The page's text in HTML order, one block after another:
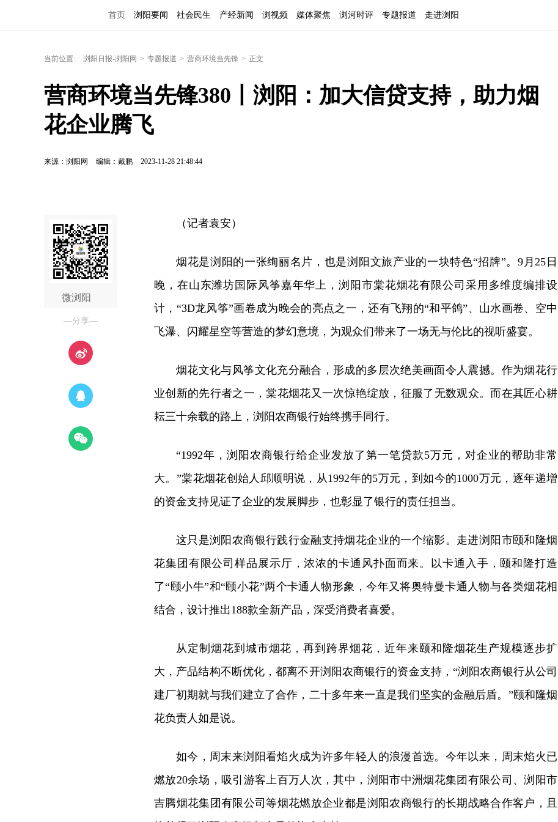
首页 浏阳要闻 社会民生 产经新闻 浏视频 媒体聚焦 浏河时评 专题报道 走进浏阳
当前位置: 浏阳日报-浏阳网 > 专题报道 > 营商环境当先锋 > 正文
营商环境当先锋380丨浏阳：加大信贷支持，助力烟
花企业腾飞
来源：浏阳网 编辑：戴鹏 2023-11-28 21:48:44
微浏阳
—分享—
（记者袁安）
烟花是浏阳的一张绚丽名片，也是浏阳文旅产业的一块特色“招牌”。9月25日
晚，在山东潍坊国际风筝嘉年华上，浏阳市棠花烟花有限公司采用多维度编排设
计，“3D龙风筝”画卷成为晚会的亮点之一，还有飞翔的“和平鸽”、山水画卷、空中
飞瀑、闪耀星空等营造的梦幻意境，为观众们带来了一场无与伦比的视听盛宴。
烟花文化与风筝文化充分融合，形成的多层次绝美画面令人震撼。作为烟花行
业创新的先行者之一，棠花烟花又一次惊艳绽放，征服了无数观众。而在其匠心耕
耘三十余载的路上，浏阳农商银行始终携手同行。
“1992年，浏阳农商银行给企业发放了第一笔贷款5万元，对企业的帮助非常
大。”棠花烟花创始人邱顺明说，从1992年的5万元，到如今的1000万元，逐年递增
的资金支持见证了企业的发展脚步，也彰显了银行的责任担当。
这只是浏阳农商银行践行金融支持烟花企业的一个缩影。走进浏阳市颐和隆烟
花集团有限公司样品展示厅，浓浓的卡通风扑面而来。以卡通入手，颐和隆打造
了“颐小牛”和“颐小花”两个卡通人物形象，今年又将奥特曼卡通人物与各类烟花相
结合，设计推出188款全新产品，深受消费者喜爱。
从定制烟花到城市烟花，再到跨界烟花，近年来颐和隆烟花生产规模逐步扩
大，产品结构不断优化，都离不开浏阳农商银行的资金支持，“浏阳农商银行从公司
建厂初期就与我们建立了合作，二十多年来一直是我们坚实的金融后盾。”颐和隆烟
花负责人如是说。
如今，周末来浏阳看焰火成为许多年轻人的浪漫首选。今年以来，周末焰火已
燃放20余场，吸引游客上百万人次，其中，浏阳市中洲烟花集团有限公司、浏阳市
吉腾烟花集团有限公司等烟花燃放企业都是浏阳农商银行的长期战略合作客户，且